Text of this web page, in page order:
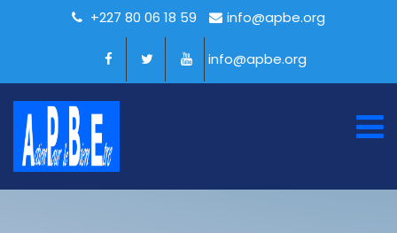
+227 80 06 18 59 info@apbe.org
info@apbe.org